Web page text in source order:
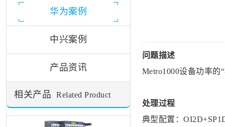
华为案例
中兴案例
产品资讯
相关产品 Related Product
问题描述
Metro1000设备功率的
处理过程
典型配置：